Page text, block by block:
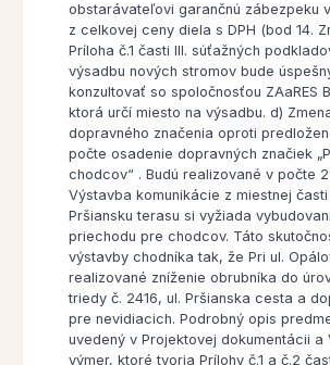
obstarávateľovi garančnú zábezpeku
z celkovej ceny diela s DPH (bod 14.
Príloha č.1 časti III. súťažných
výsadbu nových stromov bude
konzultovať so spoločnosťou ZAaRES
ktorá určí miesto na výsadbu. d)
dopravného značenia oproti
počte osadenie dopravných značiek
chodcov“ . Budú realizované v počte
Výstavba komunikácie z miestnej časti
Pršiansku terasu si vyžiada
priechodu pre chodcov. Táto
výstavby chodníka tak, že Pri ul.
realizované zníženie obrubníka do
triedy č. 2416, ul. Pršianska cesta a
pre nevidiacich. Podrobný opis
uvedený v Projektovej dokumentácii a
výmer, ktoré tvoria Prílohy č.1 a č.2